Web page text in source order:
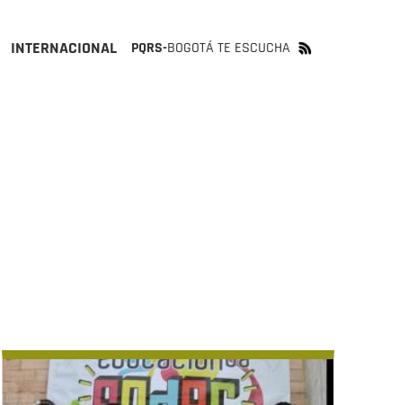
INTERNACIONAL PQRS-BOGOTÁ TE ESCUCHA